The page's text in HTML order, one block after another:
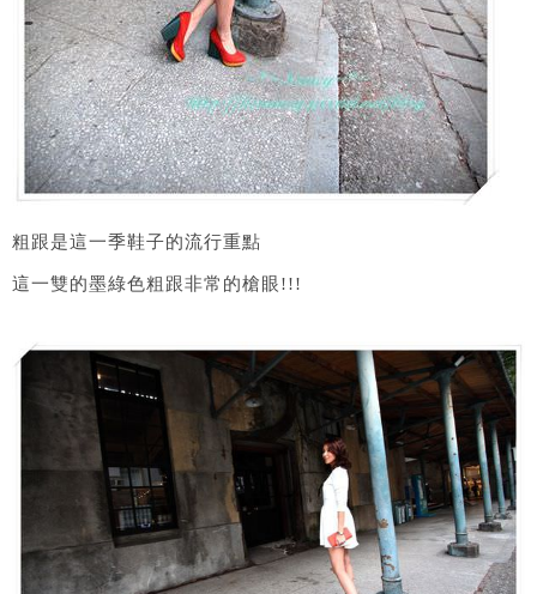
粗跟是這一季鞋子的流行重點
這一雙的墨綠色粗跟非常的槍眼!!!